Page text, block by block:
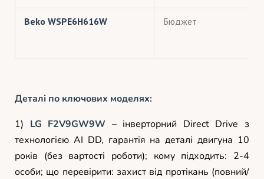
Beko WSPE6H616W Бюджет
Деталі по ключових моделях:
1) LG F2V9GW9W – інверторний Direct Drive з
технологією AI DD, гарантія на деталі двигуна 10
років (без вартості роботи); кому підходить: 2-4
особи; що перевірити: захист від протікань (повний/